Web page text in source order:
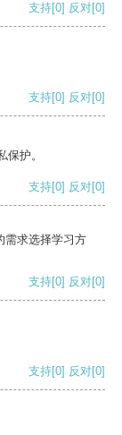
支持[0] 反对[0]
支持[0] 反对[0]
护。
支持[0] 反对[0]
需求选择学习方
支持[0] 反对[0]
支持[0] 反对[0]